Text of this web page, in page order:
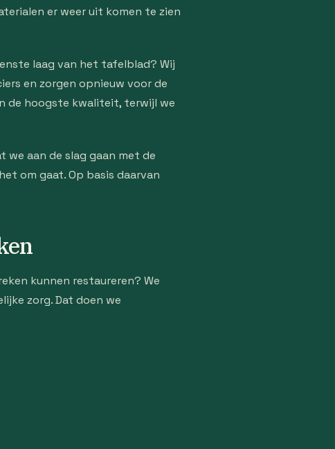
er weer uit komen te zien
laag van het tafelblad? Wij
en zorgen opnieuw voor de
de hoogste kwaliteit, terwijl we
aan de slag gaan met de
om gaat. Op basis daarvan
kunnen restaureren? We
zorg. Dat doen we